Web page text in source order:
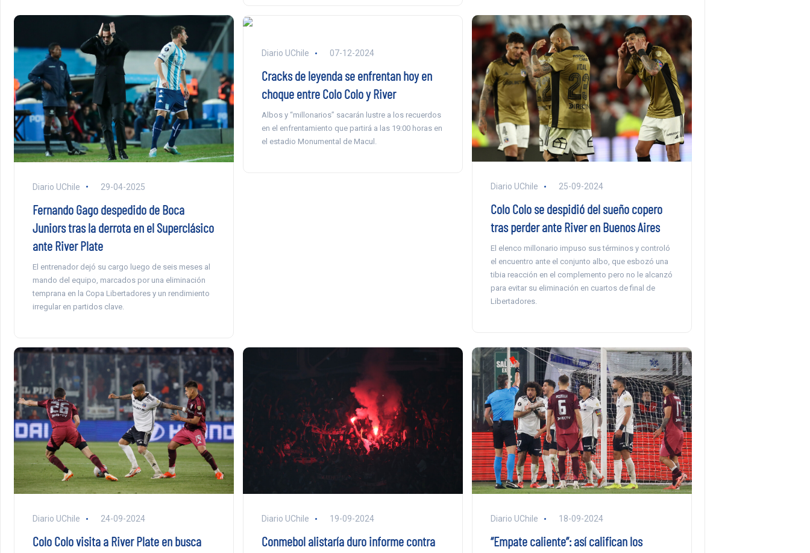
Diario UChile 29-04-2025
Fernando Gago despedido de Boca
Juniors tras la derrota en el Superclásico
ante River Plate
El entrenador dejó su cargo luego de seis meses al
mando del equipo, marcados por una eliminación
temprana en la Copa Libertadores y un rendimiento
irregular en partidos clave.
Diario UChile 07-12-2024
Cracks de leyenda se enfrentan hoy en
choque entre Colo Colo y River
Albos y “millonarios” sacarán lustre a los recuerdos
en el enfrentamiento que partirá a las 19:00 horas en
el estadio Monumental de Macul.
Diario UChile 25-09-2024
Colo Colo se despidió del sueño copero
tras perder ante River en Buenos Aires
El elenco millonario impuso sus términos y controló
el encuentro ante el conjunto albo, que esbozó una
tibia reacción en el complemento pero no le alcanzó
para evitar su eliminación en cuartos de final de
Libertadores.
Diario UChile 24-09-2024
Colo Colo visita a River Plate en busca
Diario UChile 19-09-2024
Conmebol alistaría duro informe contra
Diario UChile 18-09-2024
“Empate caliente”: así califican los